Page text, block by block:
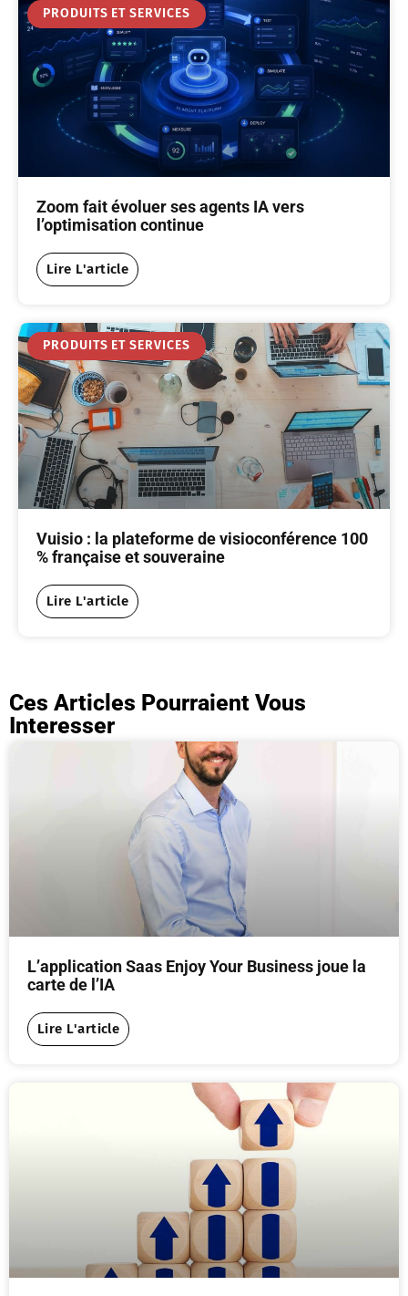
PRODUITS ET SERVICES
Zoom fait évoluer ses agents IA vers
l’optimisation continue
Lire L'article
PRODUITS ET SERVICES
Vuisio : la plateforme de visioconférence 100
% française et souveraine
Lire L'article
Ces Articles Pourraient Vous
Interesser
L’application Saas Enjoy Your Business joue la
carte de l’IA
Lire L'article